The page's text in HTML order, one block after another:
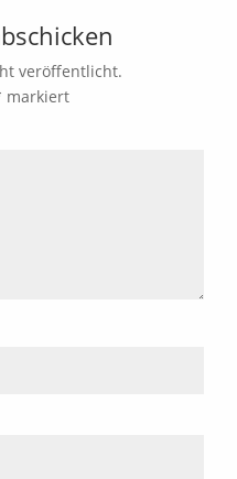
veröffentlicht.
markiert